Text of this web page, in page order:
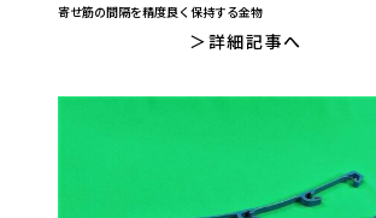
寄せ筋の間隔を精度良く保持する金物
詳細記事へ